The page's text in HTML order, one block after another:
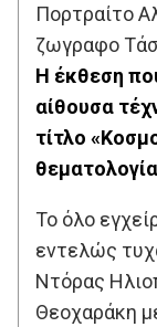
Πορτραίτο
ζωγραφο
Η έκθεση
αίθουσα
τίτλο
Το όλο
εντελώς
Ντόρας
Θεοχαράκη